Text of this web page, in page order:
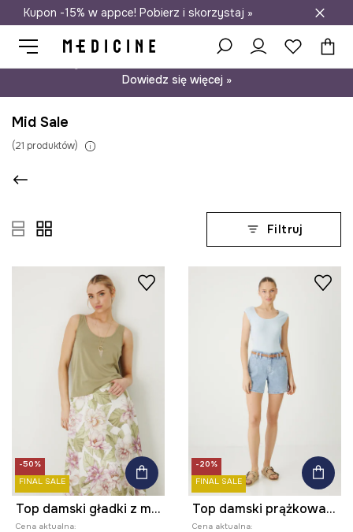
Darmowa dostawa do salonów
Kupon -15% w appce! Pobierz i skorzystaj »
Dowiedz się więcej »
Mid Sale
(21 produktów)
Filtruj
-50%
FINAL SALE
Top damski gładki z modalem kolor zielony
Cena aktualna:
-20%
FINAL SALE
Top damski prążkowany z modalem kolor niebieski
Cena aktualna: